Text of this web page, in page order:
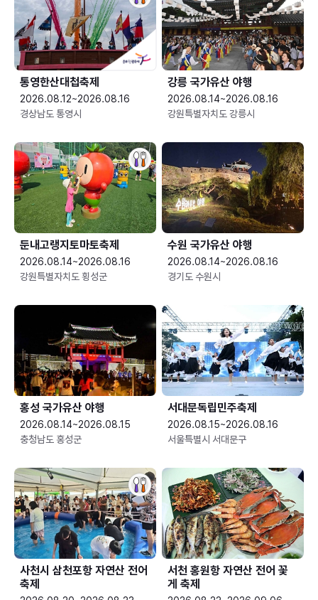
통영한산대첩축제
2026.08.12~2026.08.16
경상남도 통영시
강릉 국가유산 야행
2026.08.14~2026.08.16
강원특별자치도 강릉시
둔내고랭지토마토축제
2026.08.14~2026.08.16
강원특별자치도 횡성군
수원 국가유산 야행
2026.08.14~2026.08.16
경기도 수원시
홍성 국가유산 야행
2026.08.14~2026.08.15
충청남도 홍성군
서대문독립민주축제
2026.08.15~2026.08.16
서울특별시 서대문구
사천시 삼천포항 자연산 전어
축제
서천 홍원항 자연산 전어 꽃
게 축제